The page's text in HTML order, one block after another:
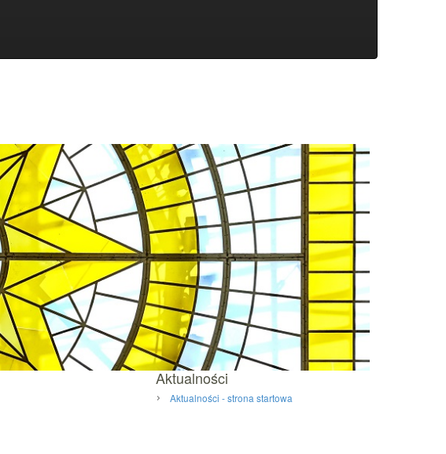
Aktualności
Aktualności - strona startowa